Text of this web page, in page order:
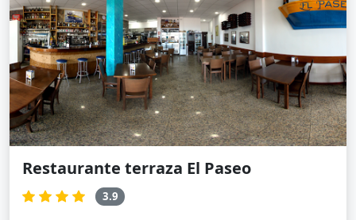
Restaurante terraza El Paseo
3.9